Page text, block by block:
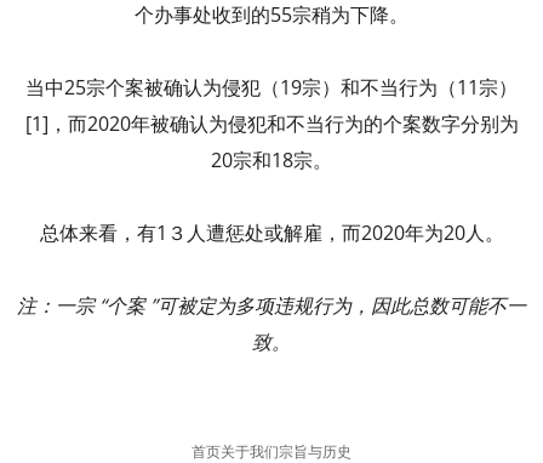
个办事处收到的55宗稍为下降。
当中25宗个案被确认为侵犯（19宗）和不当行为（11宗）
[1]，而2020年被确认为侵犯和不当行为的个案数字分别为
20宗和18宗。
总体来看，有1３人遭惩处或解雇，而2020年为20人。
注：一宗 “个案 ”可被定为多项违规行为，因此总数可能不一
致。
首页关于我们宗旨与历史